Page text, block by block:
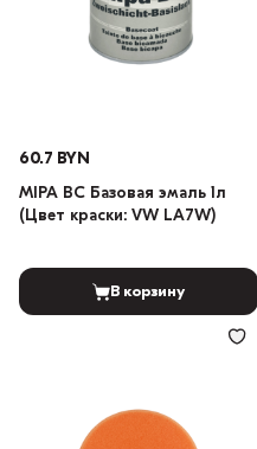
60.7 BYN
MIPA BC Базовая эмаль 1л
(Цвет краски: VW LA7W)
В корзину